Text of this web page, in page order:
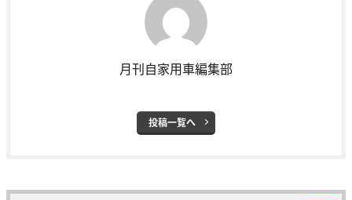
月刊自家用車編集部
投稿一覧へ